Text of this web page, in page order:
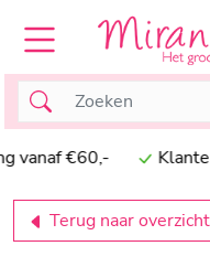
€60,- Klanten
Terug naar overzicht